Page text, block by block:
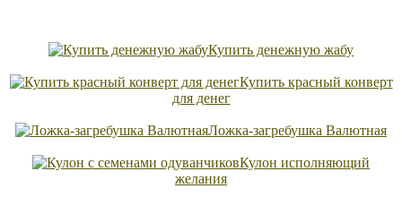
Купить денежную жабу
Купить красный конверт
для денег
Ложка-загребушка Валютная
Кулон исполняющий
желания